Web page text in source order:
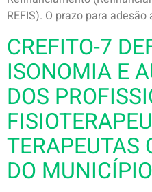
REFIS). O prazo para adesão
CREFITO-7
ISONOMIA E
DOS
TERAPEUTAS
DO